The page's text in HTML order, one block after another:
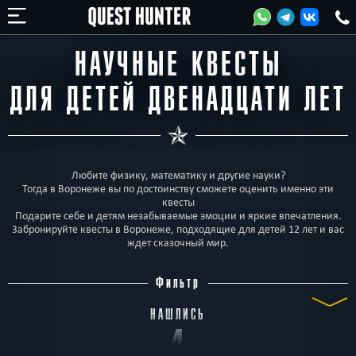
НАУЧНЫЕ КВЕСТЫ
ДЛЯ ДЕТЕЙ ДВЕНАДЦАТИ ЛЕТ
Любите физику, математику и другие науки?
Тогда в Воронеже вы по достоинству сможете оценить именно эти
квесты
Подарите себе и детям незабываемые эмоции и яркие впечатления.
Забронируйте квесты в Воронеже, подходящие для детей 12 лет и вас
ждет сказочный мир.
Фильтр
НАШЛИСЬ
4